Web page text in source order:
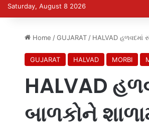
Saturday, August 8 2026
Home / GUJARAT / HALVAD હળવદમાં
GUJARAT HALVAD MORBI
HALVAD
બાળકોને